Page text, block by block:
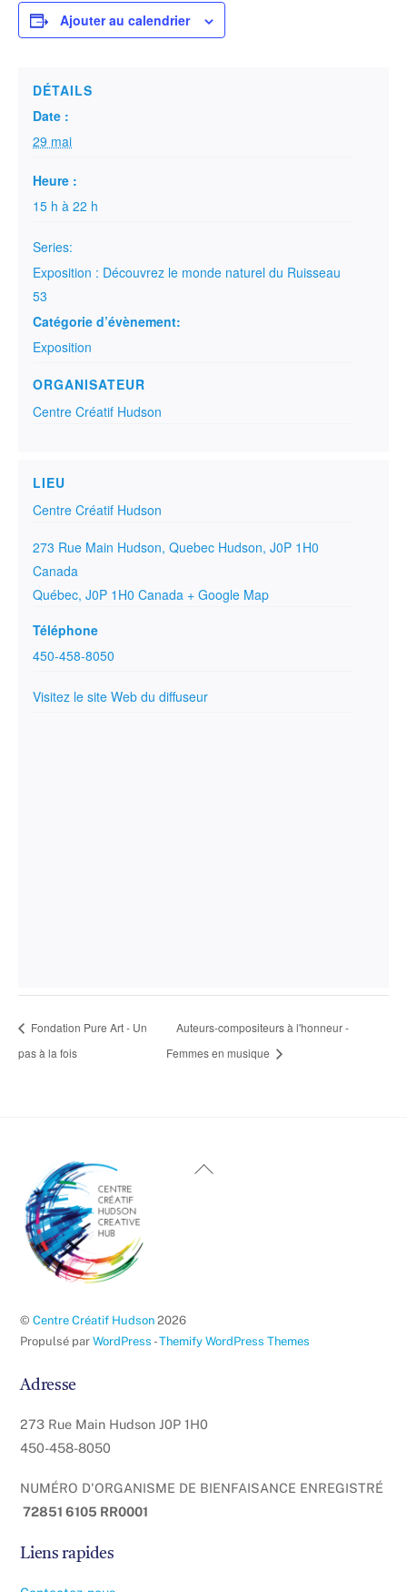
Ajouter au calendrier
DÉTAILS
Date :
29 mai
Heure :
15 h à 22 h
Series:
Exposition : Découvrez le monde naturel du Ruisseau
53
Catégorie d’évènement:
Exposition
ORGANISATEUR
Centre Créatif Hudson
LIEU
Centre Créatif Hudson
273 Rue Main Hudson, Quebec Hudson, J0P 1H0
Canada
Québec, J0P 1H0 Canada + Google Map
Téléphone
450-458-8050
Visitez le site Web du diffuseur
Fondation Pure Art - Un
pas à la fois
Auteurs-compositeurs à l'honneur -
Femmes en musique
Haut
©Centre Créatif Hudson 2026
Propulsé parWordPress -Themify WordPress Themes
Adresse
273 Rue Main Hudson J0P 1H0
450-458-8050
NUMÉRO D'ORGANISME DE BIENFAISANCE ENREGISTRÉ
72851 6105 RR0001
Liens rapides